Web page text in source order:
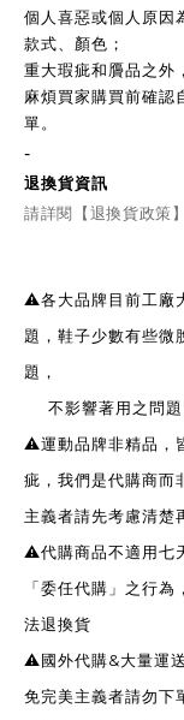
個人喜惡或個人原因
款式、顏色；
重大瑕疵和贗品之外
麻煩買家購買前確認
單。
-
退換貨資訊
請詳閱【退換貨政策】
⚠️各大品牌目前工廠
題，鞋子少數有些微
題，
不影響著用之問題
⚠️運動品牌非精品，
疵，我們是代購商而
主義者請先考慮清楚
⚠️代購商品不適用七
「委任代購」之行
法退換貨
⚠️國外代購&大量運
免完美主義者請勿下